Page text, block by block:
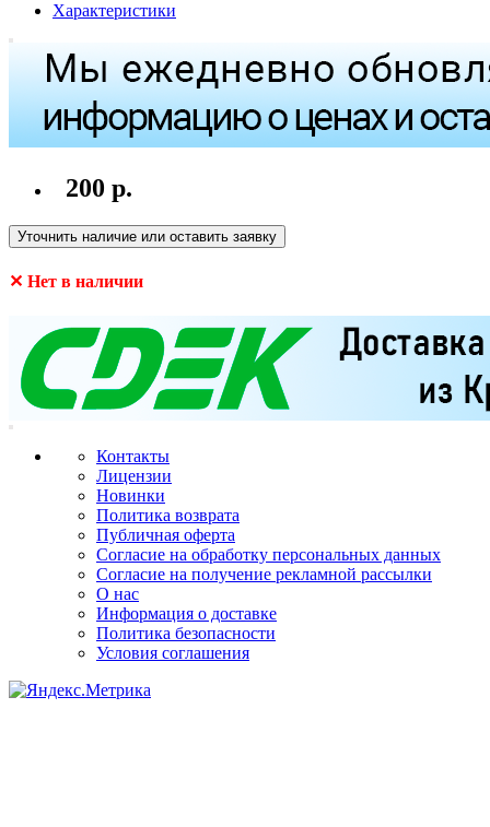
Характеристики
200 р.
Уточнить наличие или оставить заявку
✕ Нет в наличии
Контакты
Лицензии
Новинки
Политика возврата
Публичная оферта
Согласие на обработку персональных данных
Согласие на получение рекламной рассылки
О нас
Информация о доставке
Политика безопасности
Условия соглашения